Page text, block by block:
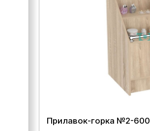
Прилавок-горка №2-600